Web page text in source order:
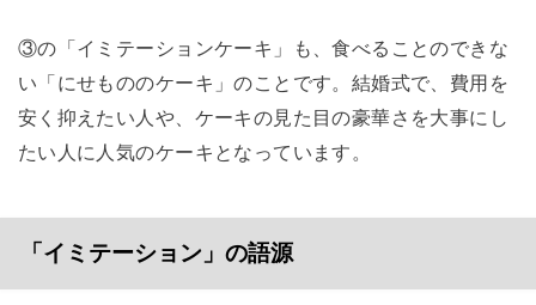
③の「イミテーションケーキ」も、食べることのできな
い「にせもののケーキ」のことです。結婚式で、費用を
安く抑えたい人や、ケーキの見た目の豪華さを大事にし
たい人に人気のケーキとなっています。
「イミテーション」の語源